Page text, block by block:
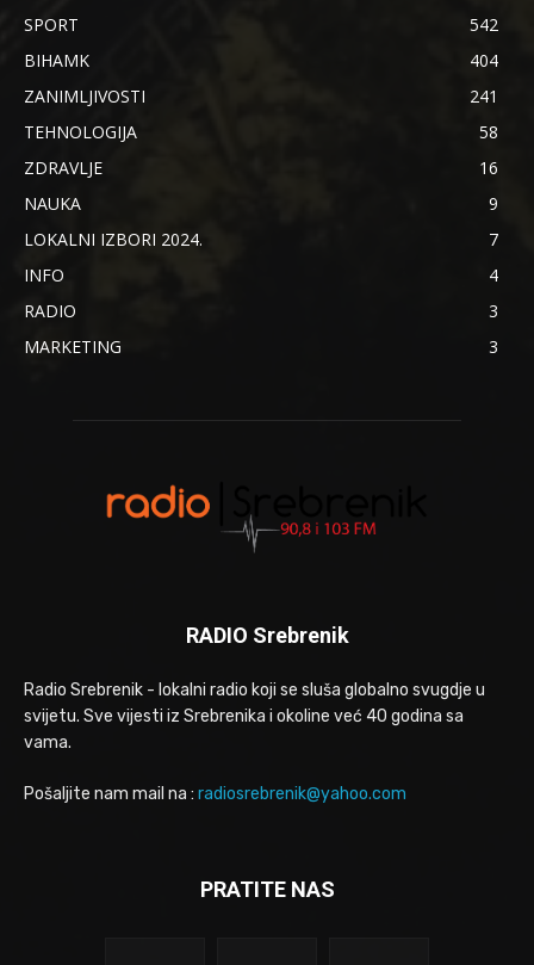
SPORT
542
BIHAMK
404
ZANIMLJIVOSTI
241
TEHNOLOGIJA
58
ZDRAVLJE
16
NAUKA
9
LOKALNI IZBORI 2024.
7
INFO
4
RADIO
3
MARKETING
3
RADIO Srebrenik
Radio Srebrenik - lokalni radio koji se sluša globalno svugdje u
svijetu. Sve vijesti iz Srebrenika i okoline već 40 godina sa
vama.
Pošaljite nam mail na : radiosrebrenik@yahoo.com
PRATITE NAS